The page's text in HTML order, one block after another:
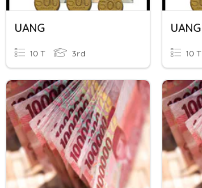
UANG
10 T 3rd
UANG
10 T